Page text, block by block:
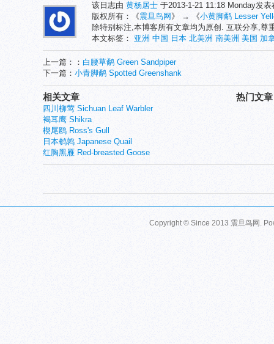
该日志由 黄杨居士 于2013-1-21 11:18 Monday发
版权所有：《震旦鸟网 》 → 《小黄脚鹬 Lesser
除特别标注,本博客所有文章均为原创. 互联分享,尊
本文标签： 亚洲 中国 日本 北美洲 南美洲 美国 加
上一篇：： 白腰草鹬 Green Sandpiper
下一篇： 小青脚鹬 Spotted Greenshank
热门文章
相关文章
四川柳莺 Sichuan Leaf Warbler
褐耳鹰 Shikra
楔尾鸥 Ross's Gull
日本鹌鹑 Japanese Quail
红胸黑雁 Red-breasted Goose
Copyright © Since 2013 震旦鸟网 .